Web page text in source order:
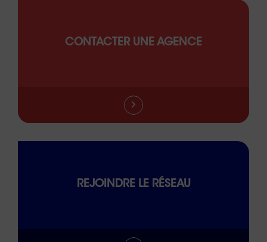
CONTACTER UNE AGENCE
REJOINDRE LE RÉSEAU